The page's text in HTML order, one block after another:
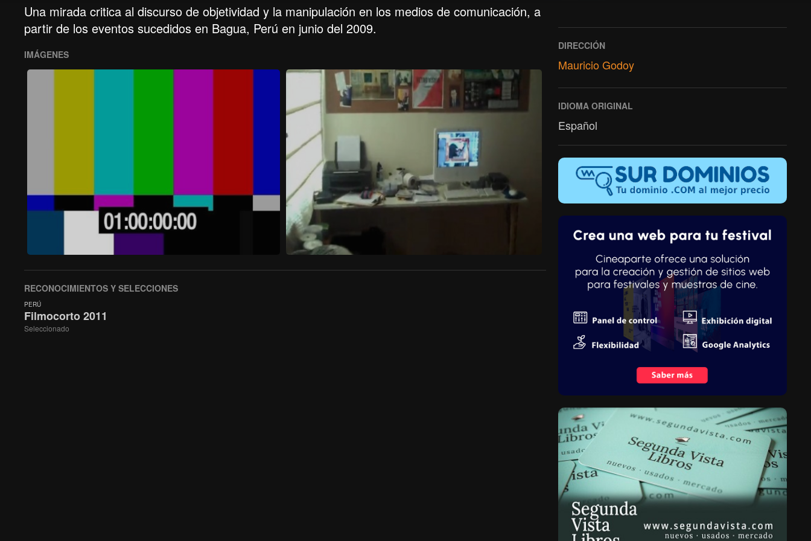
Una mirada critica al discurso de objetividad y la manipulación en los medios de comunicación, a
partir de los eventos sucedidos en Bagua, Perú en junio del 2009.
IMÁGENES
RECONOCIMIENTOS Y SELECCIONES
PERÚ
Filmocorto 2011
Seleccionado
DIRECCIÓN
Mauricio Godoy
IDIOMA ORIGINAL
Español